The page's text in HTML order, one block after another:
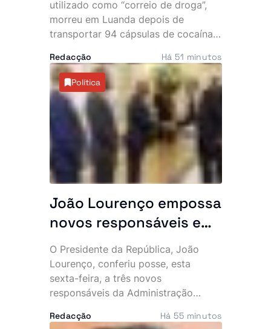
rede
utilizado como “correio de droga”,
morreu em Luanda depois de
transportar 94 cápsulas de cocaína
Investigação Criminal (SIC) anunciou,
esta sexta-feira, a detenção de três
cidadãos angolanos suspeitos de
envolvimento no caso, que expôs
uma alegada rede internacional de
tráfico de estupefacientes com
ligações ao Brasil.
Redacção Há 51 minutos
Política
João Lourenço empossa
novos responsáveis e
exige resultados: “O
Executivo conta
convosco”
O Presidente da República, João
Lourenço, conferiu posse, esta
sexta-feira, a três novos
responsáveis da Administração
para lançar um apelo directo aos
Redacção Há 55 minutos